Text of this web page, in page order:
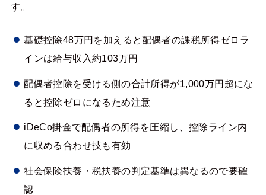
す。
基礎控除48万円を加えると配偶者の課税所得ゼロラ
インは給与収入約103万円
配偶者控除を受ける側の合計所得が1,000万円超にな
ると控除ゼロになるため注意
iDeCo掛金で配偶者の所得を圧縮し、控除ライン内
に収める合わせ技も有効
社会保険扶養・税扶養の判定基準は異なるので要確
認